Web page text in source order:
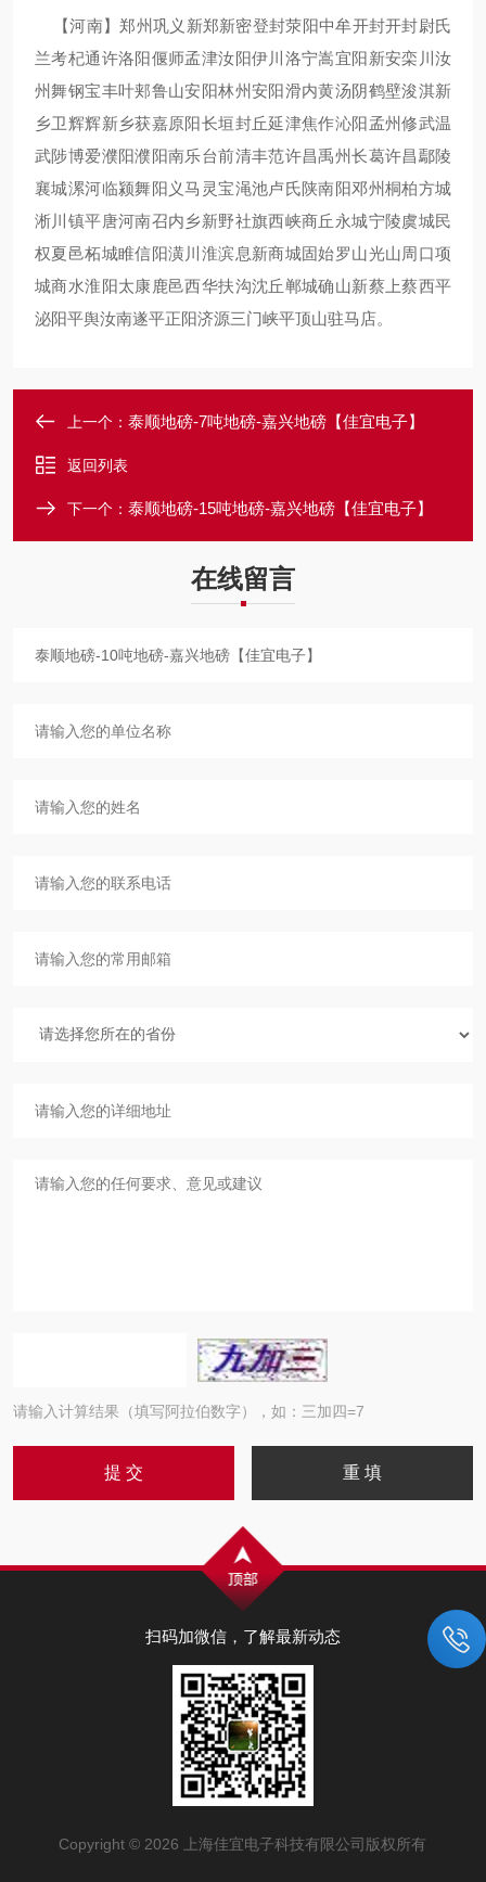
【河南】郑州巩义新郑新密登封荥阳中牟开封开封尉氏
兰考杞通许洛阳偃师孟津汝阳伊川洛宁嵩宜阳新安栾川汝
州舞钢宝丰叶郏鲁山安阳林州安阳滑内黄汤阴鹤壁浚淇新
乡卫辉辉新乡获嘉原阳长垣封丘延津焦作沁阳孟州修武温
武陟博爱濮阳濮阳南乐台前清丰范许昌禹州长葛许昌鄢陵
襄城漯河临颍舞阳义马灵宝渑池卢氏陕南阳邓州桐柏方城
淅川镇平唐河南召内乡新野社旗西峡商丘永城宁陵虞城民
权夏邑柘城睢信阳潢川淮滨息新商城固始罗山光山周口项
城商水淮阳太康鹿邑西华扶沟沈丘郸城确山新蔡上蔡西平
泌阳平舆汝南遂平正阳济源三门峡平顶山驻马店。
上一个： 泰顺地磅-7吨地磅-嘉兴地磅【佳宜电子】
返回列表
下一个： 泰顺地磅-15吨地磅-嘉兴地磅【佳宜电子】
在线留言
请输入计算结果（填写阿拉伯数字），如：三加四=7
扫码加微信，了解最新动态
Copyright © 2026 上海佳宜电子科技有限公司版权所有